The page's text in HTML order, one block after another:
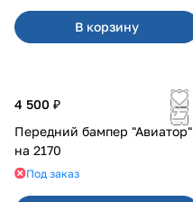
В корзину
4 500 ₽
Передний бампер "Авиатор"
на 2170
Под заказ